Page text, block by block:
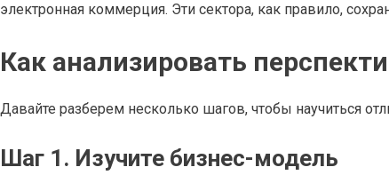
электронная коммерция. Эти сектора, как правило,
Как анализировать
Давайте разберем несколько шагов, чтобы научиться
Шаг 1. Изучите бизнес-модель